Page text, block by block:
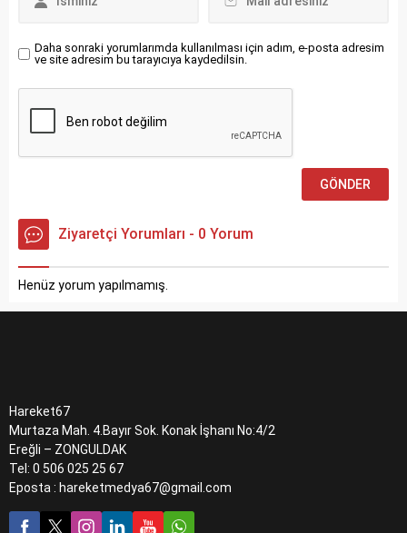
Daha sonraki yorumlarımda kullanılması için adım, e-posta adresim
ve site adresim bu tarayıcıya kaydedilsin.
Ziyaretçi Yorumları - 0 Yorum
Henüz yorum yapılmamış.
Hareket67
Murtaza Mah. 4.Bayır Sok. Konak İşhanı No:4/2
Ereğli – ZONGULDAK
Tel: 0 506 025 25 67
Eposta : hareketmedya67@gmail.com